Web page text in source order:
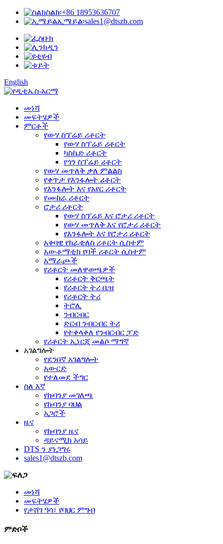
ስልክ፡+86 18953636707
ኢሜይል፡sales1@dtszb.com
English
መነሻ
መፍትሄዎች
ምርቶች
የውሃ ስፕሬይ ሪቶርት
የውሃ ስፕሬይ ሪቶርት
ካስኬድ ሪቶርት
የጎን ስፕሬይ ሪቶርት
የውሃ መጥለቅ ቃለ ምልልስ
የቀጥታ የእንፋሎት ሪቶርት
የእንፋሎት እና የአየር ሪቶርት
የሙከራ ሪቶርት
ሮታሪ ሪቶርት
የውሃ ስፕሬይ እና ሮታሪ ሪቶርት
የውሃ መጥለቅ እና የሮታሪ ሪቶርት
የእንፋሎት እና የሮታሪ ሪቶርት
አቀባዊ የክራቴለስ ሪቶርት ሲስተም
አውቶማቲክ የባች ሪቶርት ሲስተም
አማራጮች
የሪቶርት መለዋወጫዎች
የሪቶርት ቅርጫት
የሪቶርት ትሪ ቤዝ
የሪቶርት ትሪ
ትሮሊ
ንብርብር
ድርብ ንብርብር ትሪ
የተቀላቀለ የንብርብር ፓድ
የሪቶርት ኢነርጂ መልሶ ማግኛ
አገልግሎት
የደንበኛ አገልግሎት
አውርድ
የተለመደ ችግር
ስለ እኛ
የኩባንያ መገለጫ
የኩባንያ ባህል
አጋሮች
ዜና
የኩባንያ ዜና
ዳይናሚክ አሳይ
DTS ን ያነጋግሩ
sales1@dtszb.com
መነሻ
መፍትሄዎች
የታሸገ ዓሳ፣ የባህር ምግብ
ምድቦች